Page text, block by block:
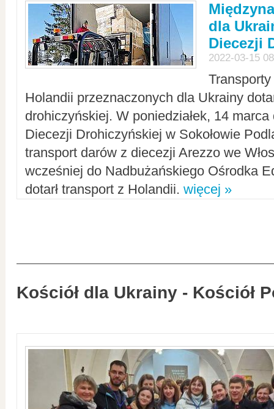
dla
Diecezji
2022-03-15
Holandii przeznaczonych dla Ukrainy
drohiczyńskiej. W poniedziałek, 14
Diecezji Drohiczyńskiej w Sokołowie
transport darów z diecezji Arezzo we
wcześniej do Nadbużańskiego Ośrodka
dotarł transport z Holandii. więcej »
Kościół dla Ukrainy - Kościół